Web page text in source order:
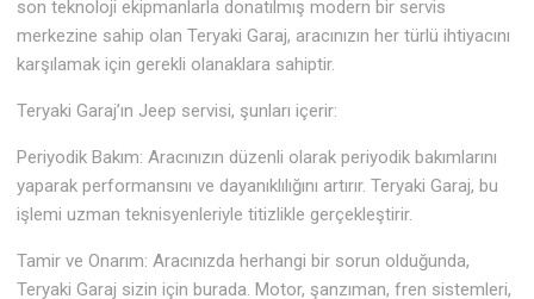
son teknoloji ekipmanlarla donatılmış modern bir servis
merkezine sahip olan Teryaki Garaj, aracınızın her türlü ihtiyacını
karşılamak için gerekli olanaklara sahiptir.
Teryaki Garaj’ın Jeep servisi, şunları içerir:
Periyodik Bakım: Aracınızın düzenli olarak periyodik bakımlarını
yaparak performansını ve dayanıklılığını artırır. Teryaki Garaj, bu
işlemi uzman teknisyenleriyle titizlikle gerçekleştirir.
Tamir ve Onarım: Aracınızda herhangi bir sorun olduğunda,
Teryaki Garaj sizin için burada. Motor, şanzıman, fren sistemleri,